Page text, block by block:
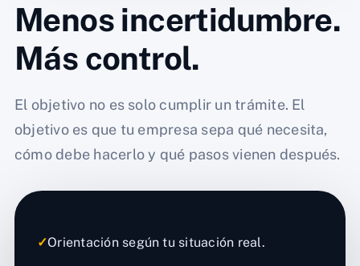
Menos incertidumbre.
Más control.
El objetivo no es solo cumplir un trámite. El
objetivo es que tu empresa sepa qué necesita,
cómo debe hacerlo y qué pasos vienen después.
✓Orientación según tu situación real.